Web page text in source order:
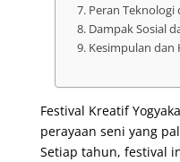
Peran Teknologi
Dampak Sosial
Kesimpulan dan
Festival Kreatif
perayaan seni yang
Setiap tahun, festival